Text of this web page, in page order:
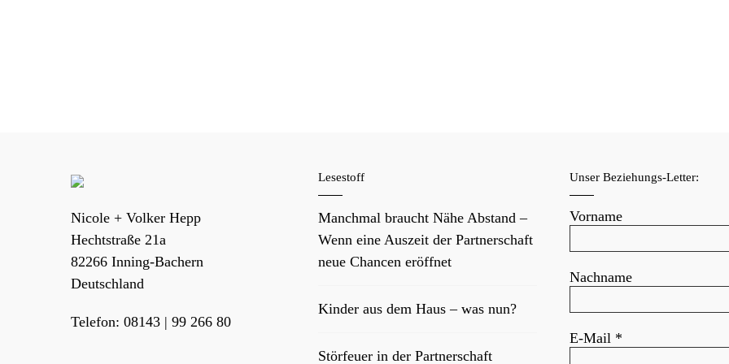
Nicole + Volker Hepp
Hechtstraße 21a
82266 Inning-Bachern
Deutschland
Telefon: 08143 | 99 266 80
Lesestoff
Manchmal braucht Nähe Abstand –
Wenn eine Auszeit der Partnerschaft
neue Chancen eröffnet
Kinder aus dem Haus – was nun?
Störfeuer in der Partnerschaft
Unser Beziehungs-Letter:
Vorname
Nachname
E-Mail *